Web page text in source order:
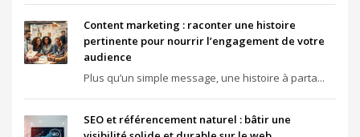
Content marketing : raconter une histoire
pertinente pour nourrir l’engagement de votre
audience
Plus qu’un simple message, une histoire à parta...
SEO et référencement naturel : bâtir une